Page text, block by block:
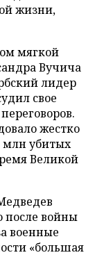
жизни,
мягкой
Вучича
лидер
свое
жестко
млн убитых
Великой
после войны
военные
«большая